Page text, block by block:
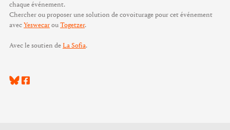
chaque événement.
Chercher ou proposer une solution de covoiturage pour cet événement
avecYeswecarouTogetzer.
Avec le soutien deLa Sofia.